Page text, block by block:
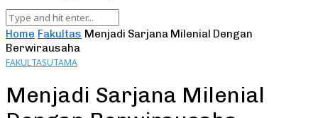
Home Fakultas Menjadi Sarjana Milenial Dengan
Berwirausaha
FAKULTASUTAMA
Menjadi Sarjana Milenial